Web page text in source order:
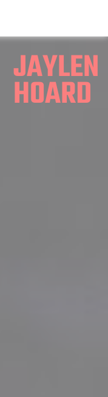
JAYLEN
HOARD